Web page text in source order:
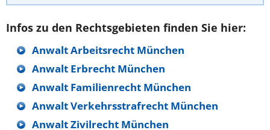
Infos zu den Rechtsgebieten finden Sie hier:
Anwalt Arbeitsrecht München
Anwalt Erbrecht München
Anwalt Familienrecht München
Anwalt Verkehrsstrafrecht München
Anwalt Zivilrecht München